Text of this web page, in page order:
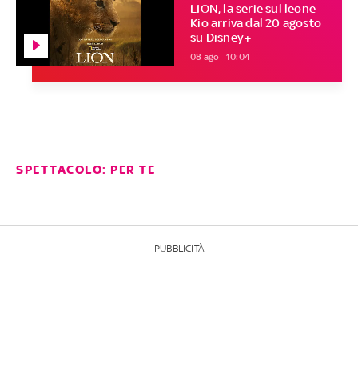
LION, la serie sul leone
Kio arriva dal 20 agosto
su Disney+
08 ago - 10:04
SPETTACOLO: PER TE
PUBBLICITÀ